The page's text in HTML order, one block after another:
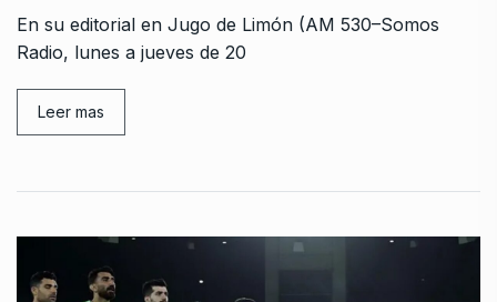
En su editorial en Jugo de Limón (AM 530–Somos
Radio, lunes a jueves de 20
Leer mas